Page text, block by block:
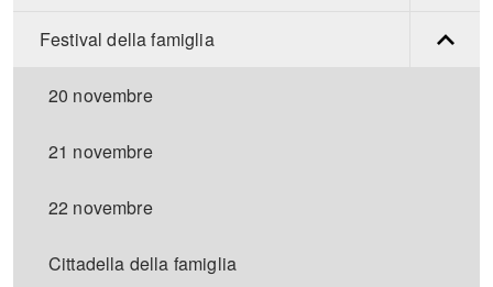
Festival della famiglia
20 novembre
21 novembre
22 novembre
Cittadella della famiglia